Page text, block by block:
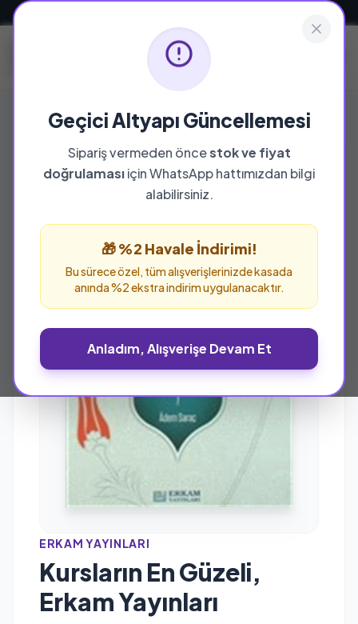
Geçici Altyapı Güncellemesi
Sipariş vermeden öncestok ve fiyat
doğrulamasıiçin WhatsApp hattımızdan bilgi
alabilirsiniz.
🎁 %2 Havale İndirimi!
Bu sürece özel, tüm alışverişlerinizde kasada
anında %2 ekstra indirim uygulanacaktır.
Anladım, Alışverişe Devam Et
ERKAM YAYINLARI
Kursların En Güzeli,
Erkam Yayınları